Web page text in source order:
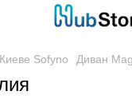
Sofyno Диван